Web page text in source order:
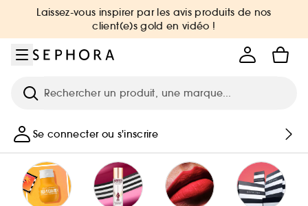
Aller au menu
Aller au contenu principal
Aller au pied de page
Laissez-vous inspirer par les avis produits de nos
client(e)s gold en vidéo !
Recherche
Se connecter ou s'inscrire